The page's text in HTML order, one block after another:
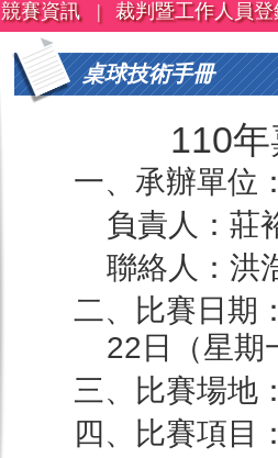
競賽資訊 | 裁判暨工作人員
桌球技術手冊
110
一、承辦單位
負責人：莊
聯絡人：
二、比賽日期
22日（星期
三、比賽場地
四、比賽項目